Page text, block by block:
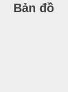
Bản đồ